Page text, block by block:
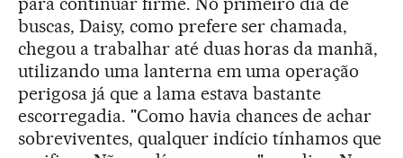
buscas, Daisy, como prefere ser chamada,
chegou a trabalhar até duas horas da manhã,
utilizando uma lanterna em uma operação
perigosa já que a lama estava bastante
escorregadia. "Como havia chances de achar
sobreviventes, qualquer indício tínhamos que